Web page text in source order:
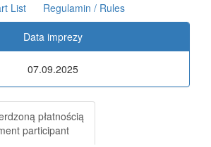
List Regulamin / Rules
Data imprezy
07.09.2025
płatnością
participant